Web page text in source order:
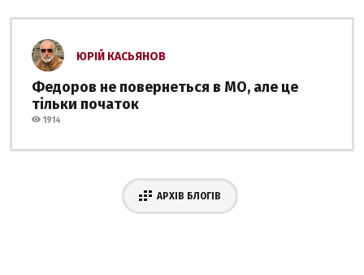
ЮРІЙ КАСЬЯНОВ
Федоров не повернеться в МО, але це
тільки початок
1914
АРХІВ БЛОГІВ